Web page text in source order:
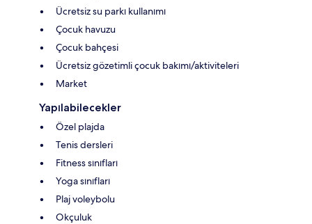
Ücretsiz su parkı kullanımı
Çocuk havuzu
Çocuk bahçesi
Ücretsiz gözetimli çocuk bakımı/aktiviteleri
Market
Yapılabilecekler
Özel plajda
Tenis dersleri
Fitness sınıfları
Yoga sınıfları
Plaj voleybolu
Okçuluk